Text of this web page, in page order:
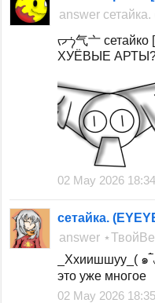
answer
ᡕᠵ᠊ᡃ气亠
ХУЁВЫЕ
02 May 2026 18:34
сетайка.
answer
_Ххиишшуу_( ๑
это уже многое
02 May 2026 18:35